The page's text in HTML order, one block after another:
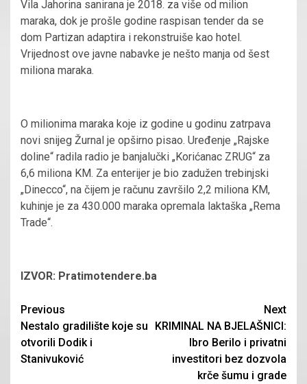
Vila Jahorina sanirana je 2018. za više od milion
maraka, dok je prošle godine raspisan tender da se
dom Partizan adaptira i rekonstruiše kao hotel.
Vrijednost ove javne nabavke je nešto manja od šest
miliona maraka.
O milionima maraka koje iz godine u godinu zatrpava
novi snijeg Žurnal je opširno pisao. Uređenje „Rajske
doline“ radila radio je banjalučki „Korićanac ZRUG“ za
6,6 miliona KM. Za enterijer je bio zadužen trebinjski
„Dinecco“, na čijem je računu završilo 2,2 miliona KM,
kuhinje je za 430.000 maraka opremala laktaška „Rema
Trade“.
IZVOR: Pratimotendere.ba
Continue
Reading
Previous
Nestalo gradilište koje su
otvorili Dodik i
Stanivuković
Next
KRIMINAL NA BJELAŠNICI:
Ibro Berilo i privatni
investitori bez dozvola
krče šumu i grade